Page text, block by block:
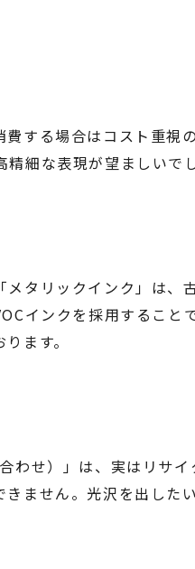
する場合はコスト重視
細な表現が望ましいでし
タリックインク」は、
インクを採用すること
ます。
せ）」は、実はリサ
ません。光沢を出した